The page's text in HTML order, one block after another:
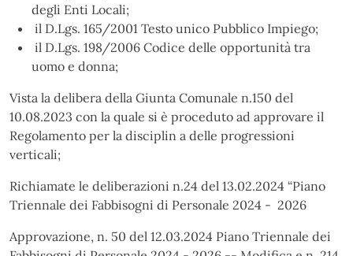
degli Enti Locali;
il D.Lgs. 165/2001 Testo unico Pubblico Impiego;
il D.Lgs. 198/2006 Codice delle opportunità tra
uomo e donna;
Vista la delibera della Giunta Comunale n.150 del
10.08.2023 con la quale si è proceduto ad approvare il
Regolamento per la disciplin a delle progressioni
verticali;
Richiamate le deliberazioni n.24 del 13.02.2024 “Piano
Triennale dei Fabbisogni di Personale 2024 - 2026
Approvazione, n. 50 del 12.03.2024 Piano Triennale dei